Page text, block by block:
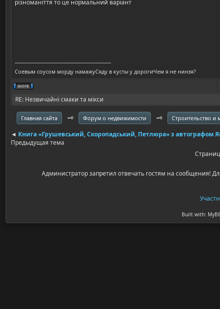
різноманіття то це нормальний варіант
-------------------------------------------------
Соевым соусом морду намажуСяду в кусты у дорогиЧем я не нинзя?
RE: Незвичайні смаки та мікси
Главная сайта 🗝️ Форум о недвижимости 🗝️ Строительство и
◄ Книга «Грушевський, Скоропадський, Петлюра» з автографом
Предыдущая тема
Администратор запретил отвечать гостям на сообщения!
Built with: